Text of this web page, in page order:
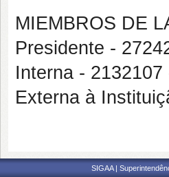
MIEMBROS DE
Presidente -
Interna -
Externa à
SIGAA |